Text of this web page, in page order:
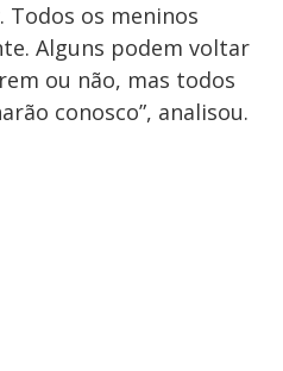
Todos os meninos
Alguns podem voltar
ou não, mas todos
conosco”, analisou.